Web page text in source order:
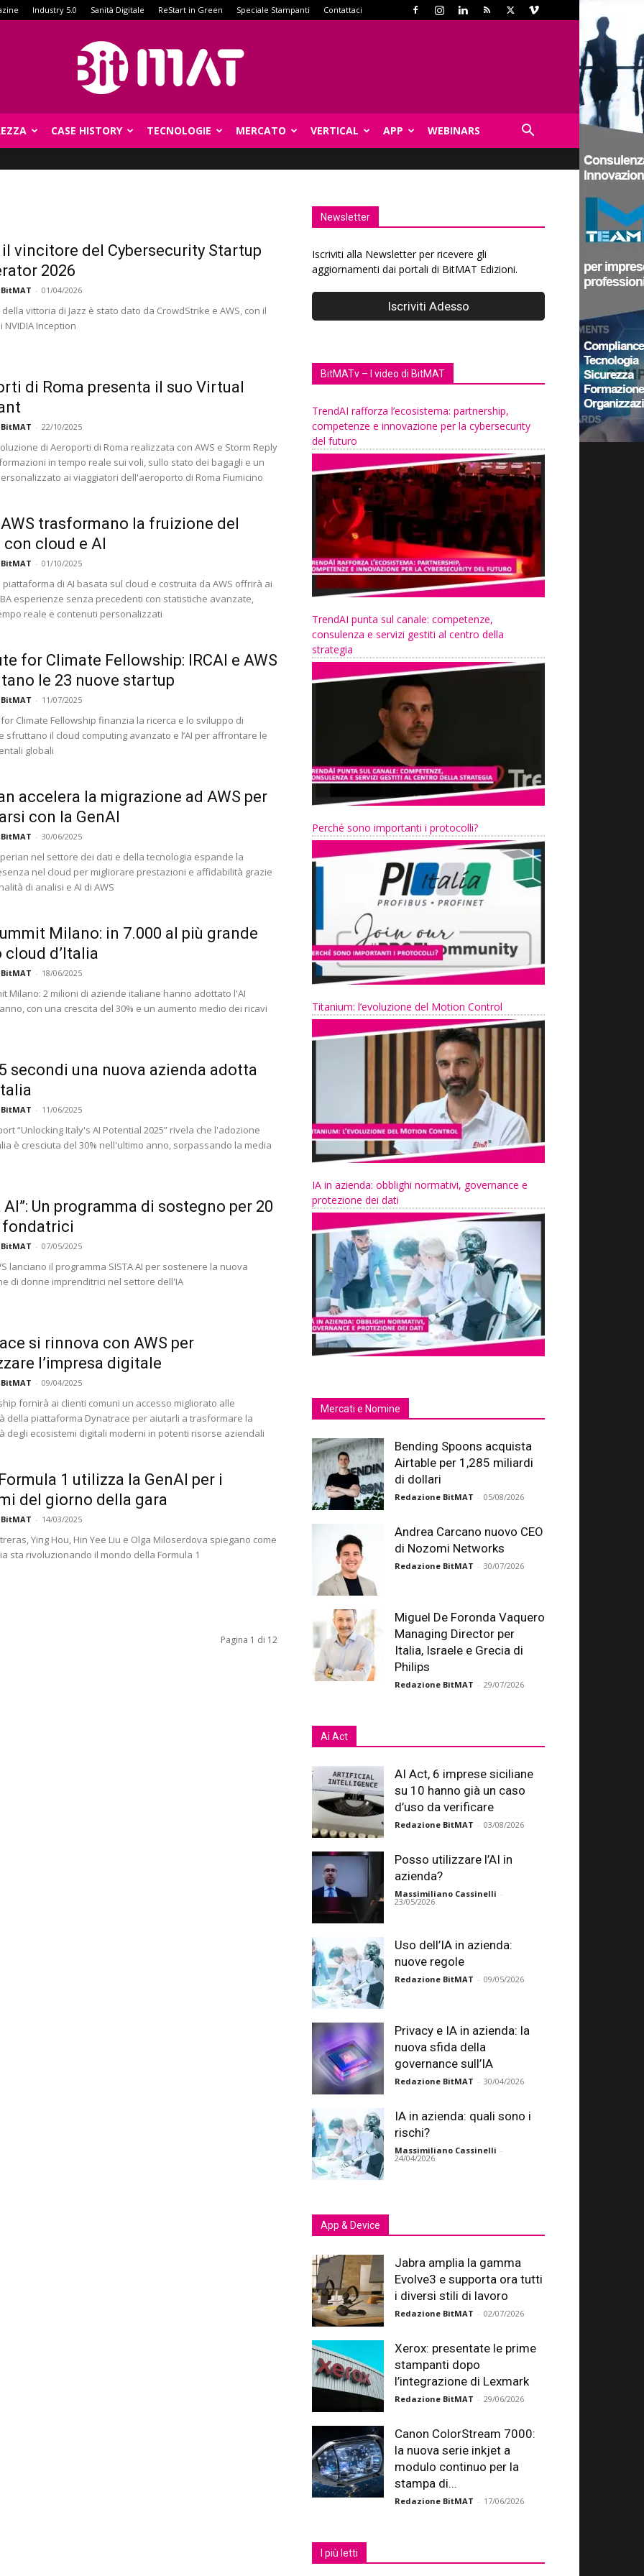
Industry 5.0 Sanità Digitale ReStart in Green Speciale Stampanti Contattaci
CASE HISTORY TECNOLOGIE MERCATO VERTICAL APP WEBINARS
il vincitore del Cybersecurity Startup
2026
- 01/04/2026
vittoria di Jazz è stato dato da CrowdStrike e AWS, con il
Inception
di Roma presenta il suo Virtual
- 22/10/2025
di Aeroporti di Roma realizzata con AWS e Storm Reply
in tempo reale sui voli, sullo stato dei bagagli e un
ai viaggiatori dell'aeroporto di Roma Fiumicino
AWS trasformano la fruizione del
con cloud e AI
- 01/10/2025
piattaforma di AI basata sul cloud e costruita da AWS offrirà ai
esperienze senza precedenti con statistiche avanzate,
reale e contenuti personalizzati
for Climate Fellowship: IRCAI e AWS
le 23 nuove startup
- 11/07/2025
Climate Fellowship finanzia la ricerca e lo sviluppo di
sfruttano il cloud computing avanzato e l’AI per affrontare le
globali
accelera la migrazione ad AWS per
con la GenAI
- 30/06/2025
nel settore dei dati e della tecnologia espande la
nel cloud per migliorare prestazioni e affidabilità grazie
di analisi e AI di AWS
Milano: in 7.000 al più grande
cloud d’Italia
- 18/06/2025
Milano: 2 milioni di aziende italiane hanno adottato l'AI
con una crescita del 30% e un aumento medio dei ricavi
secondi una nuova azienda adotta
- 11/06/2025
“Unlocking Italy's AI Potential 2025” rivela che l'adozione
è cresciuta del 30% nell'ultimo anno, sorpassando la media
AI”: Un programma di sostegno per 20
fondatrici
- 07/05/2025
lanciano il programma SISTA AI per sostenere la nuova
di donne imprenditrici nel settore dell'IA
si rinnova con AWS per
l’impresa digitale
- 09/04/2025
fornirà ai clienti comuni un accesso migliorato alle
della piattaforma Dynatrace per aiutarli a trasformare la
degli ecosistemi digitali moderni in potenti risorse aziendali
1 utilizza la GenAI per i
del giorno della gara
- 14/03/2025
Ying Hou, Hin Yee Liu e Olga Miloserdova spiegano come
sta rivoluzionando il mondo della Formula 1
Pagina 1 di 12
Newsletter
Iscriviti alla Newsletter per ricevere gli
aggiornamenti dai portali di BitMAT Edizioni.
BitMATv – I video di BitMAT
TrendAI rafforza l’ecosistema: partnership,
competenze e innovazione per la cybersecurity
del futuro
TrendAI punta sul canale: competenze,
consulenza e servizi gestiti al centro della
strategia
Perché sono importanti i protocolli?
Titanium: l’evoluzione del Motion Control
IA in azienda: obblighi normativi, governance e
protezione dei dati
Mercati e Nomine
Bending Spoons acquista
Airtable per 1,285 miliardi
di dollari
Redazione BitMAT - 05/08/2026
Andrea Carcano nuovo CEO
di Nozomi Networks
Redazione BitMAT - 30/07/2026
Miguel De Foronda Vaquero
Managing Director per
Italia, Israele e Grecia di
Philips
Redazione BitMAT - 29/07/2026
Ai Act
AI Act, 6 imprese siciliane
su 10 hanno già un caso
d’uso da verificare
Redazione BitMAT - 03/08/2026
Posso utilizzare l’AI in
azienda?
Massimiliano Cassinelli -
23/05/2026
Uso dell’IA in azienda:
nuove regole
Redazione BitMAT - 09/05/2026
Privacy e IA in azienda: la
nuova sfida della
governance sull’IA
Redazione BitMAT - 30/04/2026
IA in azienda: quali sono i
rischi?
Massimiliano Cassinelli -
24/04/2026
App & Device
Jabra amplia la gamma
Evolve3 e supporta ora tutti
i diversi stili di lavoro
Redazione BitMAT - 02/07/2026
Xerox: presentate le prime
stampanti dopo
l’integrazione di Lexmark
Redazione BitMAT - 29/06/2026
Canon ColorStream 7000:
la nuova serie inkjet a
modulo continuo per la
stampa di...
Redazione BitMAT - 17/06/2026
I più letti